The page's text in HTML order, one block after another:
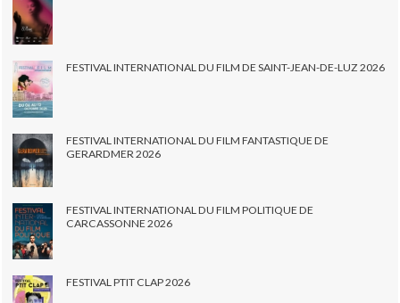
FESTIVAL INTERNATIONAL DU FILM DE SAINT-JEAN-DE-LUZ 2026
FESTIVAL INTERNATIONAL DU FILM FANTASTIQUE DE
GERARDMER 2026
FESTIVAL INTERNATIONAL DU FILM POLITIQUE DE
CARCASSONNE 2026
FESTIVAL PTIT CLAP 2026